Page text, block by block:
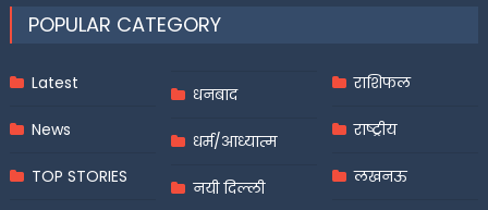
POPULAR CATEGORY
Latest
News
TOP STORIES
धनबाद
धर्म/आध्यात्म
नयी दिल्ली
राशिफल
राष्ट्रीय
लखनऊ